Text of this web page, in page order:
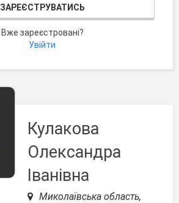
ЗАРЕЄСТРУВАТИСЬ
Вже зареєстровані?
Увійти
Кулакова
Олександра
Іванівна
Миколаївська область,